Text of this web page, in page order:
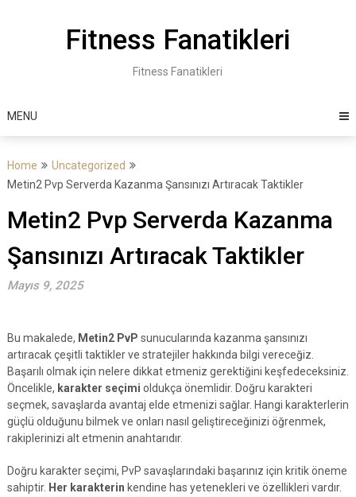
Fitness Fanatikleri
Fitness Fanatikleri
MENU
Home
Uncategorized
Metin2 Pvp Serverda Kazanma Şansınızı Artıracak Taktikler
Metin2 Pvp Serverda Kazanma
Şansınızı Artıracak Taktikler
Mayıs 9, 2025
Bu makalede, Metin2 PvP sunucularında kazanma şansınızı
artıracak çeşitli taktikler ve stratejiler hakkında bilgi vereceğiz.
Başarılı olmak için nelere dikkat etmeniz gerektiğini keşfedeceksiniz.
Öncelikle, karakter seçimi oldukça önemlidir. Doğru karakteri
seçmek, savaşlarda avantaj elde etmenizi sağlar. Hangi karakterlerin
güçlü olduğunu bilmek ve onları nasıl geliştireceğinizi öğrenmek,
rakiplerinizi alt etmenin anahtarıdır.
Doğru karakter seçimi, PvP savaşlarındaki başarınız için kritik öneme
sahiptir. Her karakterin kendine has yetenekleri ve özellikleri vardır.